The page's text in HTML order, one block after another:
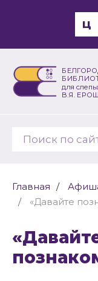
для
В.Я.
Ц
Главная
«Давайте
«Давайте